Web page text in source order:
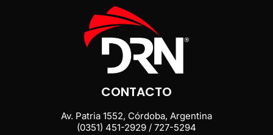
CONTACTO
Av. Patria 1552, Córdoba, Argentina
(0351) 451-2929 / 727-5294